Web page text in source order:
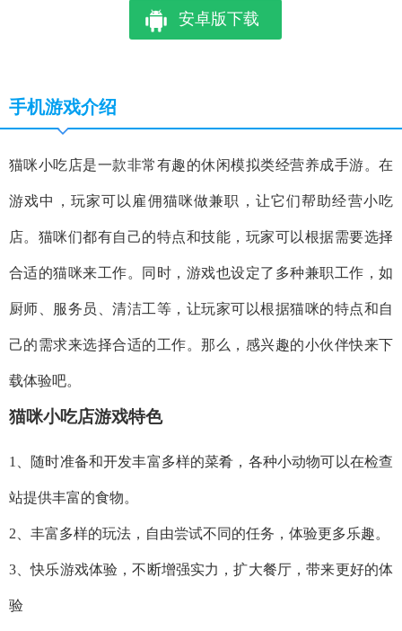
安卓版下载
手机游戏介绍
猫咪小吃店是一款非常有趣的休闲模拟类经营养成手游。在
游戏中，玩家可以雇佣猫咪做兼职，让它们帮助经营小吃
店。猫咪们都有自己的特点和技能，玩家可以根据需要选择
合适的猫咪来工作。同时，游戏也设定了多种兼职工作，如
厨师、服务员、清洁工等，让玩家可以根据猫咪的特点和自
己的需求来选择合适的工作。那么，感兴趣的小伙伴快来下
载体验吧。
猫咪小吃店游戏特色
1、随时准备和开发丰富多样的菜肴，各种小动物可以在检查
站提供丰富的食物。
2、丰富多样的玩法，自由尝试不同的任务，体验更多乐趣。
3、快乐游戏体验，不断增强实力，扩大餐厅，带来更好的体
验